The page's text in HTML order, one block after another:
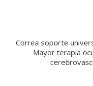
Correa soporte
Mayor terapia